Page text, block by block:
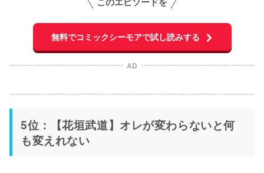
無料でコミックシーモアで試し読みする
AD
5位：【花垣武道】オレが変わらないと何
も変えれない